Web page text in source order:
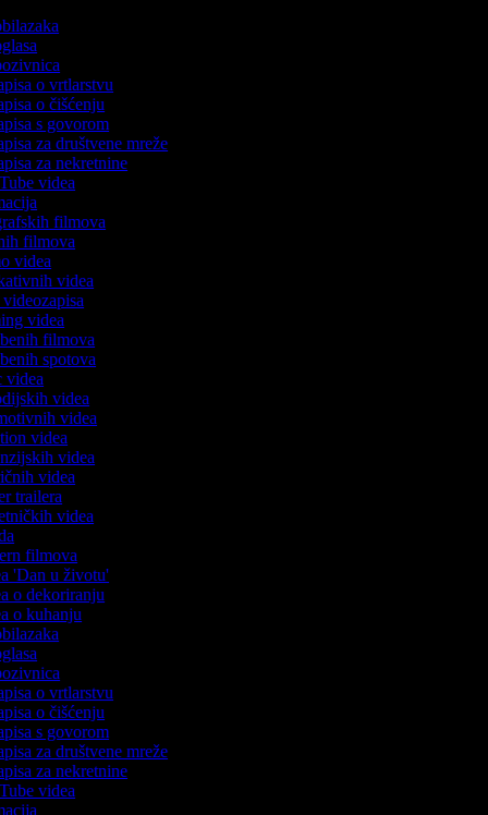
o vrtlarstvu
o čišćenju
s govorom
za društvene mreže
za nekretnine
videa
filmova
filmova
videa
videa
videa
filmova
spotova
videa
videa
videa
videa
videa
videa
trailera
videa
filmova
'Dan u životu'
o dekoriranju
o kuhanju
o vrtlarstvu
o čišćenju
s govorom
za društvene mreže
za nekretnine
videa